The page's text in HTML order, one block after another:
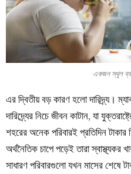
একজন স্থূল
এর দ্বিতীয় বড় কারণ হলো দারিদ্র্য।
দারিদ্র্যের নিচে জীবন কাটান, যা
শহরের অনেক পরিবারই প্রতিদিন
অর্থনৈতিক চাপে পড়েই তারা স্বাস্থ্যকর
সাধারণ পরিবারগুলো যখন মাসের শেষে